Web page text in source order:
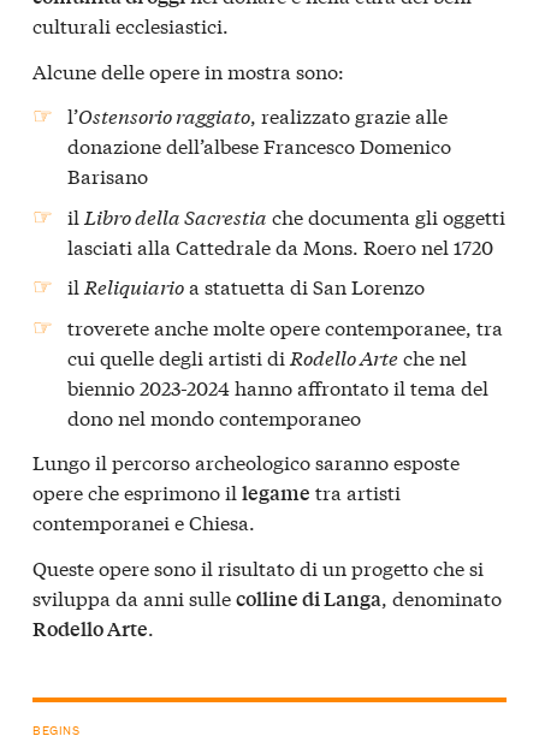
culturali ecclesiastici.
Alcune delle opere in mostra sono:
l’Ostensorio raggiato, realizzato grazie alle
donazione dell’albese Francesco Domenico
Barisano
il Libro della Sacrestia che documenta gli oggetti
lasciati alla Cattedrale da Mons. Roero nel 1720
il Reliquiarioa statuetta di San Lorenzo
troverete anche molte opere contemporanee, tra
cui quelle degli artisti di Rodello Arteche nel
biennio 2023-2024 hanno affrontato il tema del
dono nel mondo contemporaneo
Lungo il percorso archeologico saranno esposte
opere che esprimono il legame tra artisti
contemporanei e Chiesa.
Queste opere sono il risultato di un progetto che si
sviluppa da anni sullecolline di Langa, denominato
Rodello Arte.
BEGINS